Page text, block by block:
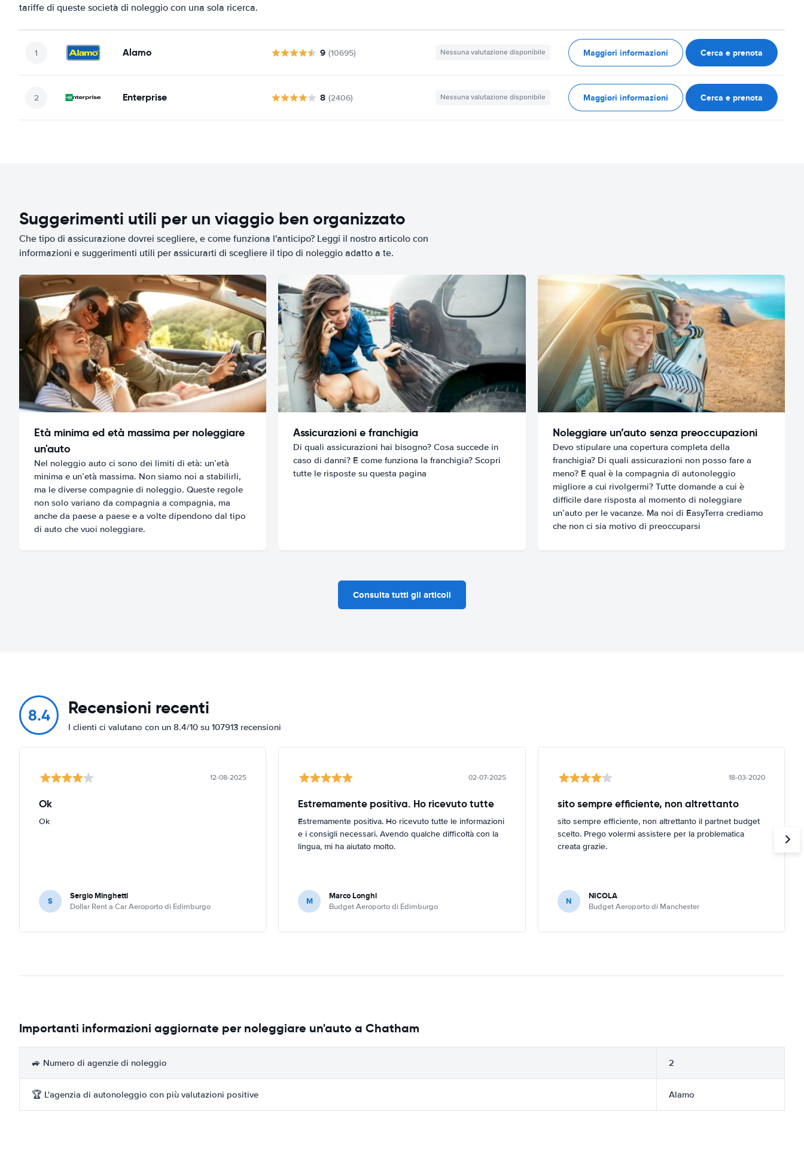
tariffe di queste società di noleggio con una sola ricerca.
Alamo 9 (10695) Nessuna valutazione disponibile Maggiori informazioni Cerca e prenota
Enterprise 8 (2406) Nessuna valutazione disponibile Maggiori informazioni Cerca e prenota
Suggerimenti utili per un viaggio ben organizzato
Che tipo di assicurazione dovrei scegliere, e come funziona l'anticipo? Leggi il nostro articolo con
informazioni e suggerimenti utili per assicurarti di scegliere il tipo di noleggio adatto a te.
Età minima ed età massima per noleggiare
un'auto
Nel noleggio auto ci sono dei limiti di età: un’età
minima e un’età massima. Non siamo noi a stabilirli,
ma le diverse compagnie di noleggio. Queste regole
non solo variano da compagnia a compagnia, ma
anche da paese a paese e a volte dipendono dal tipo
di auto che vuoi noleggiare.
Assicurazioni e franchigia
Di quali assicurazioni hai bisogno? Cosa succede in
caso di danni? E come funziona la franchigia? Scopri
tutte le risposte su questa pagina
Noleggiare un’auto senza preoccupazioni
Devo stipulare una copertura completa della
franchigia? Di quali assicurazioni non posso fare a
meno? E qual è la compagnia di autonoleggio
migliore a cui rivolgermi? Tutte domande a cui è
difficile dare risposta al momento di noleggiare
un’auto per le vacanze. Ma noi di EasyTerra crediamo
che non ci sia motivo di preoccuparsi
Consulta tutti gli articoli
8.4 Recensioni recenti
I clienti ci valutano con un 8.4/10 su 107913 recensioni
12-08-2025
Ok
Ok
S Sergio Minghetti
Dollar Rent a Car Aeroporto di Edimburgo
02-07-2025
Estremamente positiva. Ho ricevuto tutte
Estremamente positiva. Ho ricevuto tutte le informazioni
e i consigli necessari. Avendo qualche difficoltà con la
lingua, mi ha aiutato molto.
M Marco Longhi
Budget Aeroporto di Edimburgo
18-03-2020
sito sempre efficiente, non altrettanto
sito sempre efficiente, non altrettanto il partnet budget
scelto. Prego volermi assistere per la problematica
creata grazie.
N NICOLA
Budget Aeroporto di Manchester
Importanti informazioni aggiornate per noleggiare un'auto a Chatham
🚙 Numero di agenzie di noleggio 2
🏆 L'agenzia di autonoleggio con più valutazioni positive Alamo